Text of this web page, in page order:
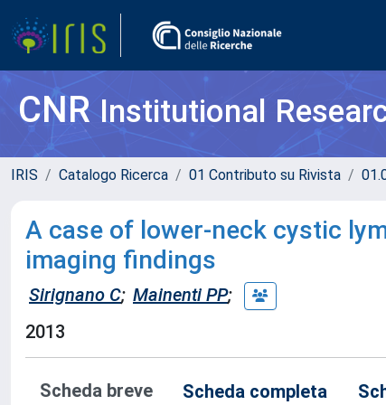
CNRInstitutional
IRIS Catalogo Ricerca 01 Contributo su Rivista
A case of lower-neck cystic
imaging findings
Sirignano C; Mainenti PP;
2013
Scheda breve Scheda completa